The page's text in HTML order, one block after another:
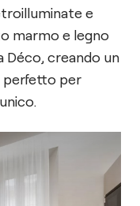
e
marmo e legno
Déco, creando un
perfetto per